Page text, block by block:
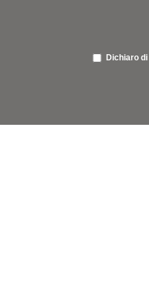
Dichiaro